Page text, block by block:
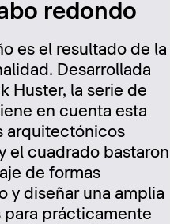
redondo
es el resultado de la
Desarrollada
Huster, la serie de
en cuenta esta
arquitectónicos
el cuadrado bastaron
de formas
y diseñar una amplia
prácticamente